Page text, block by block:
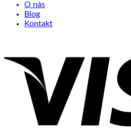
O nás
Blog
Kontakt